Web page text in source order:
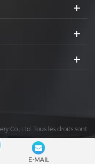
Co., Ltd. Tous les droits sont
de confidentialité
E-MAIL